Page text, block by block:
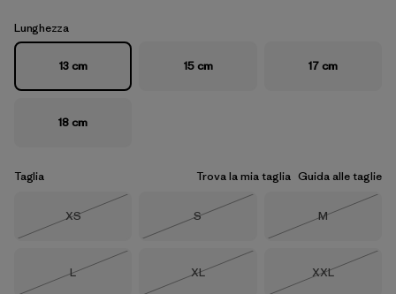
Lunghezza
13 cm 15 cm 17 cm
18 cm
Taglia Trova la mia taglia Guida alle taglie
Taglia
XS
Taglia
S
Taglia
M
Taglia
L
Taglia
XL
Taglia
XXL